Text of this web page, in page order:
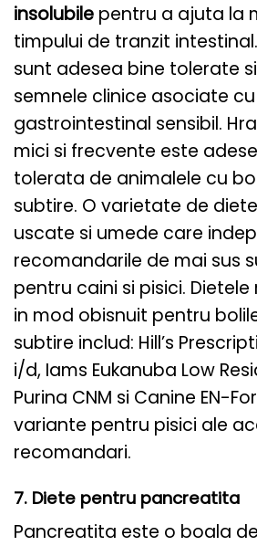
insolubile pentru a ajuta la
timpului de tranzit
sunt adesea bine tolerate
semnele clinice asociate
gastrointestinal sensibil.
mici si frecvente este
tolerata de animalele cu
subtire. O varietate de
uscate si umede care
recomandarile de mai sus
pentru caini si pisici.
in mod obisnuit pentru
subtire includ: Hill’s
i/d, Iams Eukanuba Low
Purina CNM si Canine EN-
variante pentru pisici ale
recomandari.
7. Diete pentru pancreatita
Pancreatita este o boala